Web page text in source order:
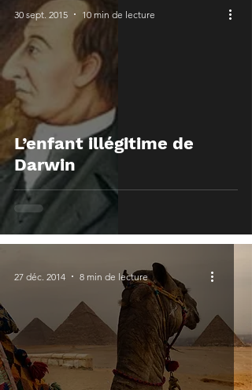
L’enfant illégitime de
Darwin
30 sept. 2015 10 min de lecture
27 déc. 2014 8 min de lecture